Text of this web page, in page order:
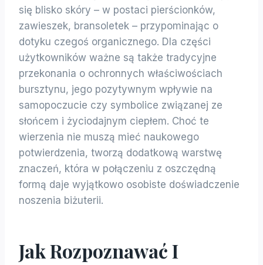
się blisko skóry – w postaci pierścionków,
zawieszek, bransoletek – przypominając o
dotyku czegoś organicznego. Dla części
użytkowników ważne są także tradycyjne
przekonania o ochronnych właściwościach
bursztynu, jego pozytywnym wpływie na
samopoczucie czy symbolice związanej ze
słońcem i życiodajnym ciepłem. Choć te
wierzenia nie muszą mieć naukowego
potwierdzenia, tworzą dodatkową warstwę
znaczeń, która w połączeniu z oszczędną
formą daje wyjątkowo osobiste doświadczenie
noszenia biżuterii.
Jak Rozpoznawać I